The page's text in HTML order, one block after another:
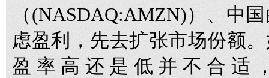
（(NASDAQ:AMZN)）、中
虑盈利，先去扩张市场份额
盈率高还是低并不合